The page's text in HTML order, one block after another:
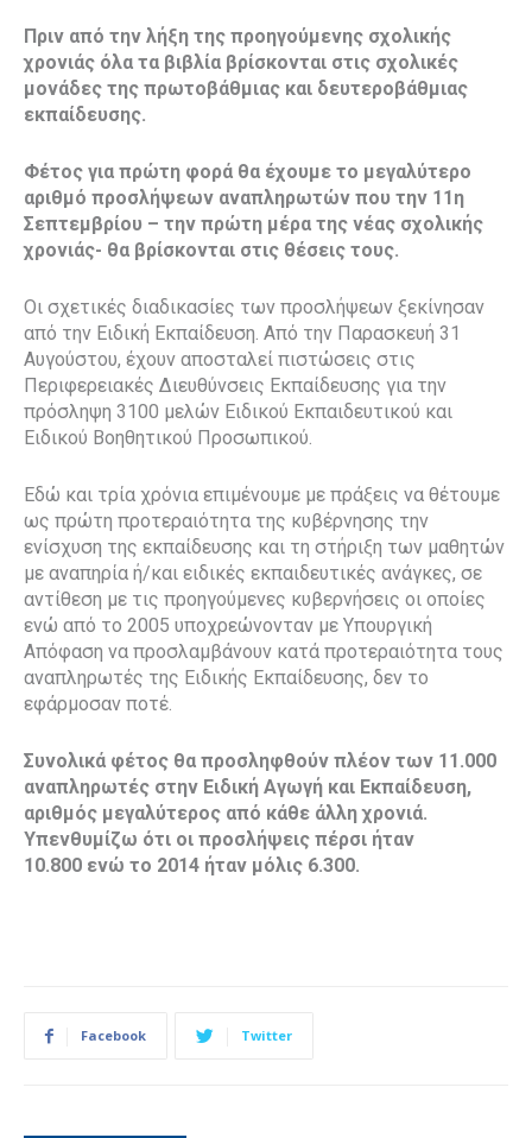
Πριν από την λήξη της προηγούμενης σχολικής
χρονιάς όλα τα βιβλία βρίσκονται στις σχολικές
μονάδες της πρωτοβάθμιας και δευτεροβάθμιας
εκπαίδευσης.
Φέτος για πρώτη φορά θα έχουμε το μεγαλύτερο
αριθμό προσλήψεων αναπληρωτών που την 11η
Σεπτεμβρίου – την πρώτη μέρα της νέας σχολικής
χρονιάς- θα βρίσκονται στις θέσεις τους.
Οι σχετικές διαδικασίες των προσλήψεων ξεκίνησαν
από την Ειδική Εκπαίδευση. Από την Παρασκευή 31
Αυγούστου, έχουν αποσταλεί πιστώσεις στις
Περιφερειακές Διευθύνσεις Εκπαίδευσης για την
πρόσληψη 3100 μελών Ειδικού Εκπαιδευτικού και
Ειδικού Βοηθητικού Προσωπικού.
Εδώ και τρία χρόνια επιμένουμε με πράξεις να θέτουμε
ως πρώτη προτεραιότητα της κυβέρνησης την
ενίσχυση της εκπαίδευσης και τη στήριξη των μαθητών
με αναπηρία ή/και ειδικές εκπαιδευτικές ανάγκες, σε
αντίθεση με τις προηγούμενες κυβερνήσεις οι οποίες
ενώ από το 2005 υποχρεώνονταν με Υπουργική
Απόφαση να προσλαμβάνουν κατά προτεραιότητα τους
αναπληρωτές της Ειδικής Εκπαίδευσης, δεν το
εφάρμοσαν ποτέ.
Συνολικά φέτος θα προσληφθούν πλέον των 11.000
αναπληρωτές στην Ειδική Αγωγή και Εκπαίδευση,
αριθμός μεγαλύτερος από κάθε άλλη χρονιά.
Υπενθυμίζω ότι οι προσλήψεις πέρσι ήταν
10.800 ενώ το 2014 ήταν μόλις 6.300.
Facebook Twitter